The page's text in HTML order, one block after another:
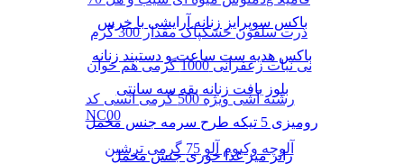
ذرت سلفون خشکپاک مقدار 300 گرم
نی نبات زعفرانی 1000 گرمی هم خوان
رشته آشی ویژه 500 گرمی انسی کد
NC00
آلوچه وکیوم آلو 75 گرمی ترشین
باکس سوپرایز زنانه آرایشی با خرس
باکس هدیه ست ساعت و دستبند زنانه
بلوز بافت زنانه یقه سه سانتی
رومیزی 5 تیکه طرح سرمه جنس مخمل
رانر میز غذا خوری جنس مخمل